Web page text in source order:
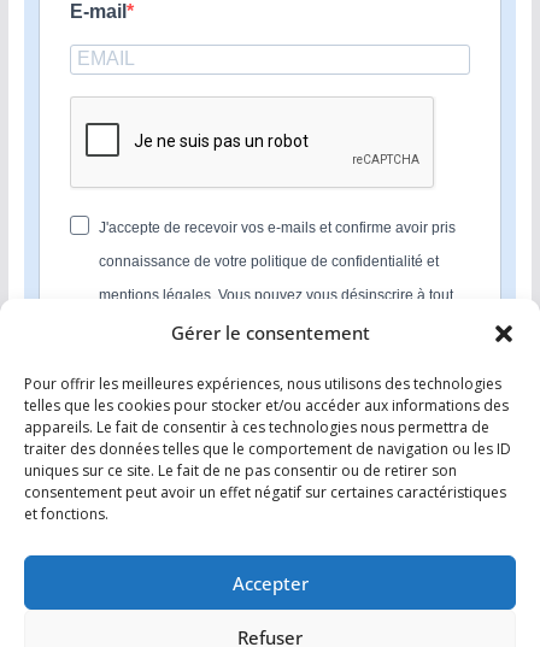
Gérer le consentement
Pour offrir les meilleures expériences, nous utilisons des technologies
telles que les cookies pour stocker et/ou accéder aux informations des
appareils. Le fait de consentir à ces technologies nous permettra de
traiter des données telles que le comportement de navigation ou les ID
uniques sur ce site. Le fait de ne pas consentir ou de retirer son
consentement peut avoir un effet négatif sur certaines caractéristiques
et fonctions.
Accepter
Refuser
E-mail
J'accepte de recevoir vos e-mails et confirme avoir pris
connaissance de votre politique de confidentialité et
mentions légales. Vous pouvez vous désinscrire à tout
moment en cliquant sur le lien présent dans nos emails.
S'INSCRIRE
Nous utilisons Sendinblue en tant que plateforme
marketing. En soumettant ce formulaire, vous
reconnaissez que les informations que vous allez fournir
seront transmises à Sendinblue en sa qualité de